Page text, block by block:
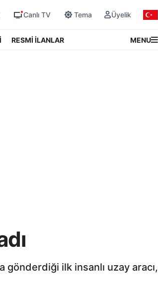
Canlı TV Tema Üyelik
RESMİ İLANLAR MENU
gönderdiği ilk insanlı uzay aracı,